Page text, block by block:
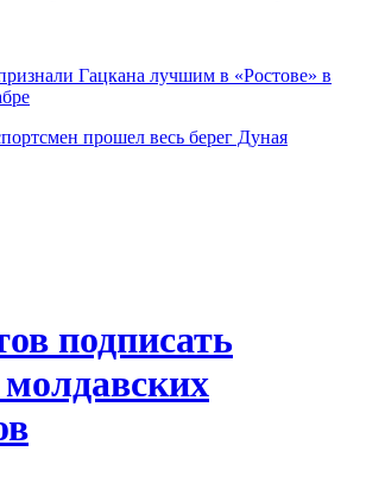
Гацкана лучшим в «Ростове» в
прошел весь берег Дуная
подписать
молдавских